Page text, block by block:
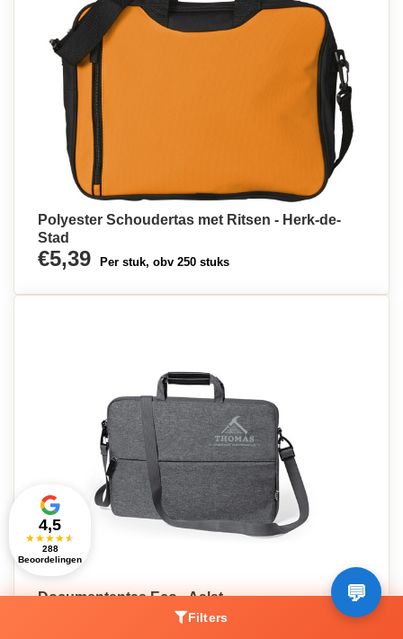
Polyester Schoudertas met Ritsen - Herk-de-
Stad
€5,39 Per stuk, obv 250 stuks
Documententas Eco - Aalst
Per stuk, obv 250 stuks
Filters
4,5
★★★★★
288
Beoordelingen